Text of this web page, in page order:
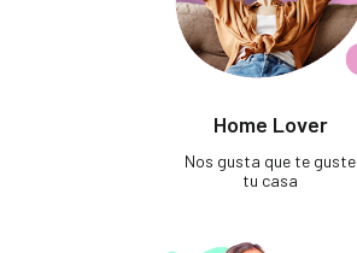
Home Lover
Nos gusta que te guste
tu casa